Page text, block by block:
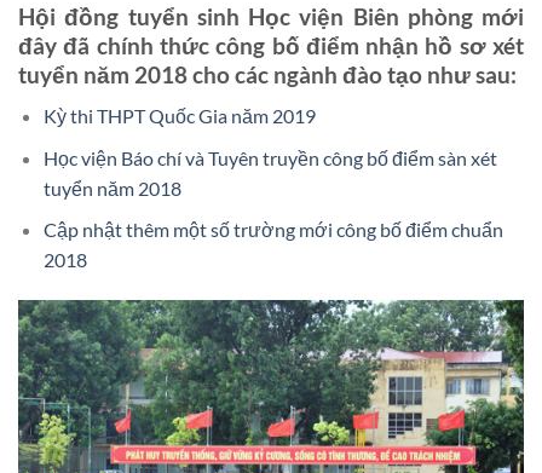
Hội đồng tuyển sinh Học viện Biên phòng mới
đây đã chính thức công bố điểm nhận hồ sơ xét
tuyển năm 2018 cho các ngành đào tạo như sau:
Kỳ thi THPT Quốc Gia năm 2019
Học viện Báo chí và Tuyên truyền công bố điểm sàn xét
tuyển năm 2018
Cập nhật thêm một số trường mới công bố điểm chuẩn
2018